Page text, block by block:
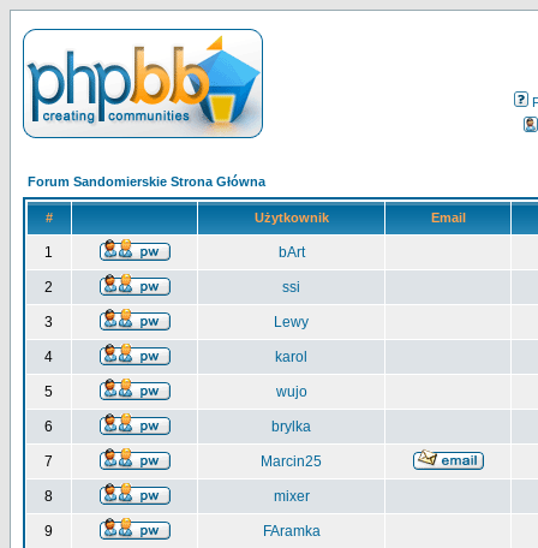
Forum Sandomierskie Strona Główna
# Użytkownik Email
1 bArt
2 ssi
3 Lewy
4 karol
5 wujo
6 brylka
7 Marcin25
8 mixer
9 FAramka